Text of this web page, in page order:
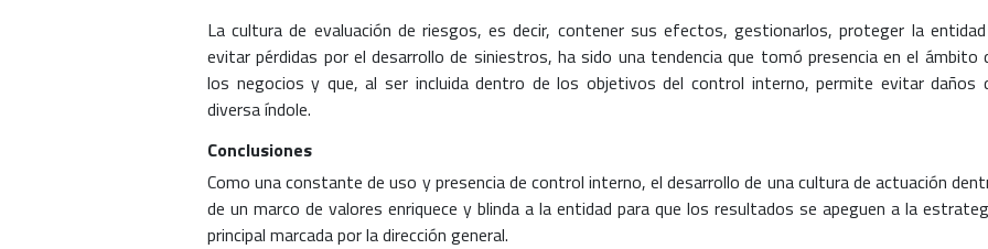
La cultura de evaluación de riesgos, es decir, contener sus efectos, gestionarlos, proteger la
evitar pérdidas por el desarrollo de siniestros, ha sido una tendencia que tomó presencia en el ámbito
los negocios y que, al ser incluida dentro de los objetivos del control interno, permite evitar daños
diversa índole.
Conclusiones
Como una constante de uso y presencia de control interno, el desarrollo de una cultura de actuación
de un marco de valores enriquece y blinda a la entidad para que los resultados se apeguen a la
principal marcada por la dirección general.